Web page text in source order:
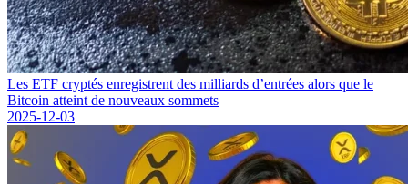
Les ETF cryptés enregistrent des milliards d’entrées alors que le
Bitcoin atteint de nouveaux sommets
2025-12-03